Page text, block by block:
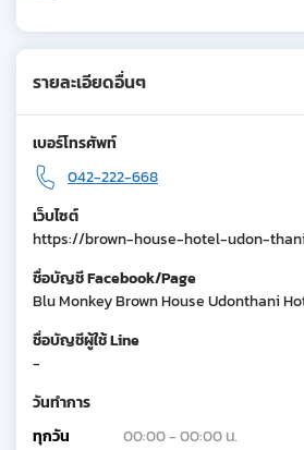
รายละเอียดอื่นๆ
เบอร์โทรศัพท์
042-222-668
เว็บไซต์
https://brown-house-hotel-udon-
ชื่อบัญชี Facebook/Page
Blu Monkey Brown House Udonthani
ชื่อบัญชีผู้ใช้ Line
-
วันทำการ
ทุกวัน
00:00 - 00:00 น.